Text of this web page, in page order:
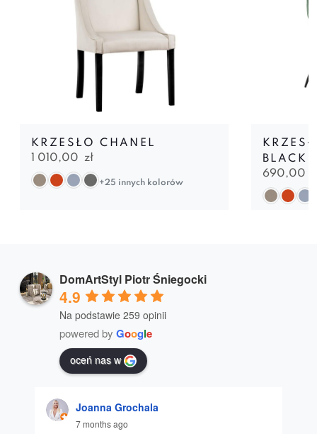
KRZESŁO CHANEL
1 010,00 zł
+25 innych kolorów
BLACK
690,00
DomArtStyl Piotr Śniegocki
4.9
Na podstawie 259 opinii
powered by Google
oceń nas w
Joanna Grochala
7 months ago